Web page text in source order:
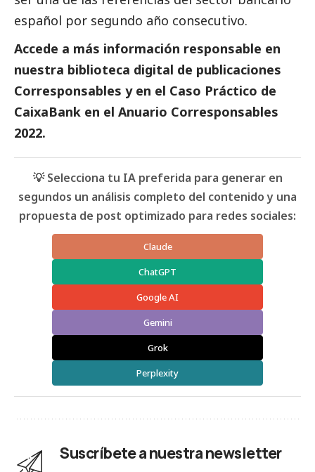
español por segundo año consecutivo.
Accede a más información responsable en
nuestra biblioteca digital de publicaciones
Corresponsables y en el Caso Práctico de
CaixaBank en el Anuario Corresponsables
2022.
💡 Selecciona tu IA preferida para generar en
segundos un análisis completo del contenido y una
propuesta de post optimizado para redes sociales:
Claude
ChatGPT
Google AI
Gemini
Grok
Perplexity
Suscríbete a nuestra newsletter